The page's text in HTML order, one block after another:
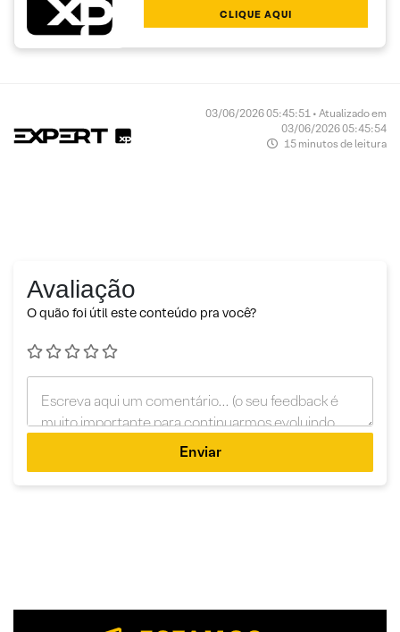
CLIQUE AQUI
03/06/2026 05:45:51 • Atualizado em
03/06/2026 05:45:54
15 minutos de leitura
Avaliação
O quão foi útil este conteúdo pra você?
Enviar